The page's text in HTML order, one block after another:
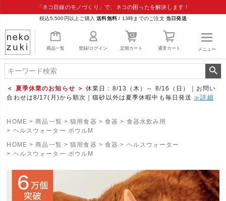
「ネコ目線のモノづくり」で、ネコの困ったを解決します！
税込5,500円以上ご購入送料無料 / 13時までのご注文 当日発送
商品一覧 登録/ログイン 定期カート 通常カート メニュー
＜ 夏季休業のお知らせ ＞ 休業日：8/13（木）～ 8/16（日）｜お問い
合わせは8/17(月)から順次｜猫砂以外は夏季休暇中も毎日発送≫詳細
HOME 商品一覧 猫用食器 食器
食器水飲み用
ヘルスウォーター ボウルM
HOME
商品一覧 猫用食器 食器
ヘルスウォーター
ヘルスウォーター ボウルM